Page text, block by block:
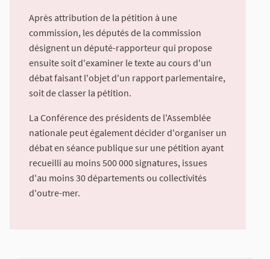
Après attribution de la pétition à une
commission, les députés de la commission
désignent un député-rapporteur qui propose
ensuite soit d'examiner le texte au cours d'un
débat faisant l'objet d'un rapport parlementaire,
soit de classer la pétition.
La Conférence des présidents de l'Assemblée
nationale peut également décider d'organiser un
débat en séance publique sur une pétition ayant
recueilli au moins 500 000 signatures, issues
d'au moins 30 départements ou collectivités
d'outre-mer.